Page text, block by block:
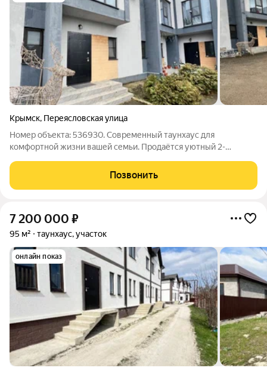
Крымск, Переясловская улица
Номер объекта: 536930. Современный таунхаус для
комфортной жизни вашей семьи. Продаётся уютный 2-
доме с городским комфортом. Планировка
Позвонить
7 200 000 ₽
95 м² таунхаус, участок
онлайн показ